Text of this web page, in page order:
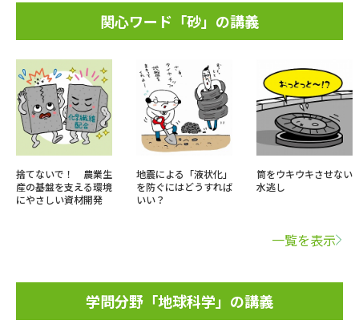
関心ワード「砂」の講義
捨てないで！ 農業生
産の基盤を支える環境
にやさしい資材開発
地震による「液状化」
を防ぐにはどうすれば
いい？
筒をウキウキさせない
水逃し
一覧を表示
学問分野「地球科学」の講義